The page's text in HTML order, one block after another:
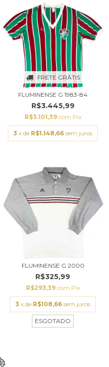
FRETE GRÁTIS
FLUMINENSE G 1983-84
R$3.445,99
R$3.101,39 com Pix
3 x de R$1.148,66 sem juros
FLUMINENSE G 2000
R$325,99
R$293,39 com Pix
3 x de R$108,66 sem juros
ESGOTADO